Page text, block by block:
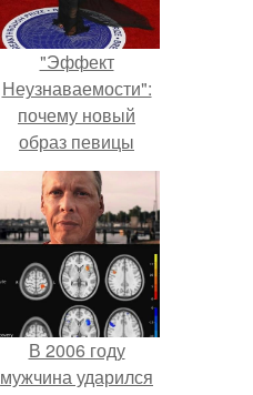
"Эффект
Неузнаваемости":
почему новый
образ певицы
вызвал споры о
гранях
возможного?
В 2006 году
мужчина ударился